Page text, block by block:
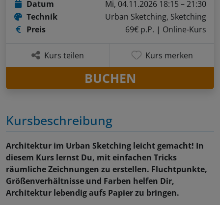
Kursbeschreibung
Architektur im Urban Sketching leicht gemacht! In
diesem Kurs lernst Du, mit einfachen Tricks
räumliche Zeichnungen zu erstellen. Fluchtpunkte,
Größenverhältnisse und Farben helfen Dir,
Architektur lebendig aufs Papier zu bringen.
Datum
Mi, 04.11.2026 18:15 – 21:30
Technik
Urban Sketching, Sketching
Preis
69€ p.P. | Online-Kurs
Kurs teilen Kurs merken
BUCHEN